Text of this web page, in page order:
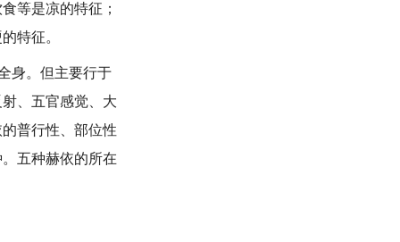
等是凉的特征；
特征。
身。但主要行于
、五官感觉、大
普行性、部位性
五种赫依的所在